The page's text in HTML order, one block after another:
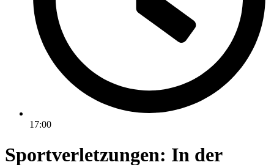
17:00
Sportverletzungen: In der